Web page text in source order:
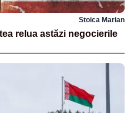
Stoica Marian
relua astăzi negocierile